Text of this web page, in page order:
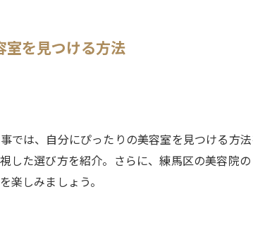
室を見つける方法
では、自分にぴったりの美容室を見つける方
した選び方を紹介。さらに、練馬区の美容院
楽しみましょう。